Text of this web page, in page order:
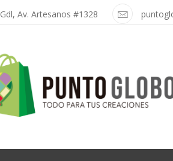
Gdl, Av. Artesanos #1328